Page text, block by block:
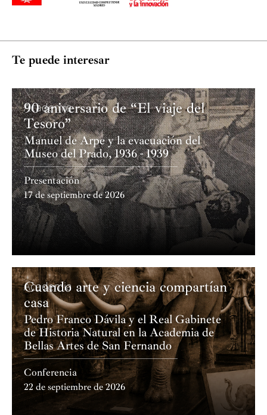
Te puede interesar
Academia
90 aniversario de “El viaje del
Tesoro”
Manuel de Arpe y la evacuación del
Museo del Prado, 1936 - 1939
Presentación
17 de septiembre de 2026
Academia
Cuando arte y ciencia compartían
casa
Pedro Franco Dávila y el Real Gabinete
de Historia Natural en la Academia de
Bellas Artes de San Fernando
Conferencia
22 de septiembre de 2026